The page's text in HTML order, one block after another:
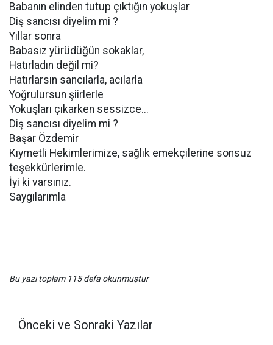
Babanın elinden tutup çıktığın yokuşlar
Diş sancısı diyelim mi ?
Yıllar sonra
Babasız yürüdüğün sokaklar,
Hatırladın değil mi?
Hatırlarsın sancılarla, acılarla
Yoğrulursun şiirlerle
Yokuşları çıkarken sessizce...
Diş sancısı diyelim mi ?
Başar Özdemir
Kıymetli Hekimlerimize, sağlık emekçilerine sonsuz
teşekkürlerimle.
İyi ki varsınız.
Saygılarımla
Bu yazı toplam 115 defa okunmuştur
Önceki ve Sonraki Yazılar